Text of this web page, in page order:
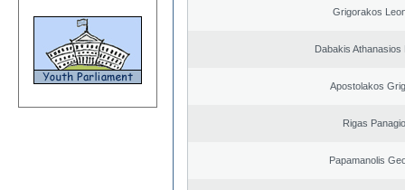
Grigorakos
Dabakis Athanasios
Apostolakos
Rigas
Papamanolis